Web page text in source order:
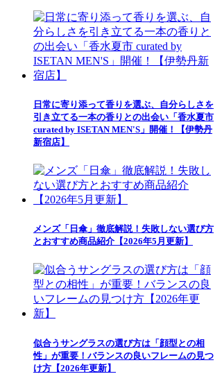
日常に寄り添って香りを選ぶ、自分らしさを
引き立てる一本の香りとの出会い「香水夏市
curated by ISETAN MEN'S」開催！【伊勢丹
新宿店】
メンズ「日傘」徹底解説！失敗しない選び方
とおすすめ商品紹介【2026年5月更新】
似合うサングラスの選び方は「顔型との相
性」が重要！バランスの良いフレームの見つ
け方【2026年更新】